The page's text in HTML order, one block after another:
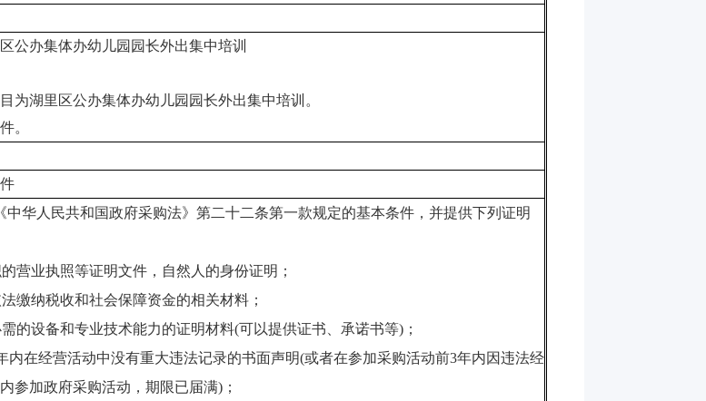
公办集体办幼儿园园长外出集中培训
为湖里区公办集体办幼儿园园长外出集中培训。
。
中华人民共和国政府采购法》第二十二条第一款规定的基本条件，并提供下列证明
营业执照等证明文件，自然人的身份证明；
缴纳税收和社会保障资金的相关材料；
的设备和专业技术能力的证明材料(可以提供证书、承诺书等) ；
内在经营活动中没有重大违法记录的书面声明(或者在参加采购活动前3年内因违法经
参加政府采购活动，期限已届满) ；